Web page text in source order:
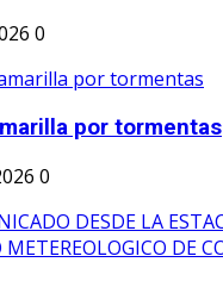
0
por tormentas
0